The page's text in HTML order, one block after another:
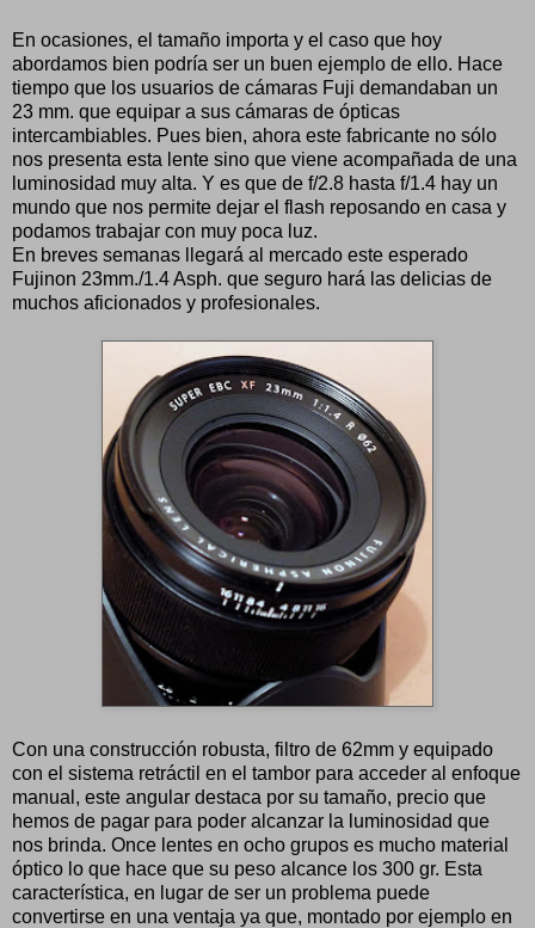
En ocasiones, el tamaño importa y el caso que hoy
abordamos bien podría ser un buen ejemplo de ello. Hace
tiempo que los usuarios de cámaras Fuji demandaban un
23 mm. que equipar a sus cámaras de ópticas
intercambiables. Pues bien, ahora este fabricante no sólo
nos presenta esta lente sino que viene acompañada de una
luminosidad muy alta. Y es que de f/2.8 hasta f/1.4 hay un
mundo que nos permite dejar el flash reposando en casa y
podamos trabajar con muy poca luz.
En breves semanas llegará al mercado este esperado
Fujinon 23mm./1.4 Asph. que seguro hará las delicias de
muchos aficionados y profesionales.
Con una construcción robusta, filtro de 62mm y equipado
con el sistema retráctil en el tambor para acceder al enfoque
manual, este angular destaca por su tamaño, precio que
hemos de pagar para poder alcanzar la luminosidad que
nos brinda. Once lentes en ocho grupos es mucho material
óptico lo que hace que su peso alcance los 300 gr. Esta
característica, en lugar de ser un problema puede
convertirse en una ventaja ya que, montado por ejemplo en